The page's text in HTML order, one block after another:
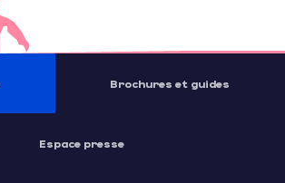
Brochures et guides
Espace presse